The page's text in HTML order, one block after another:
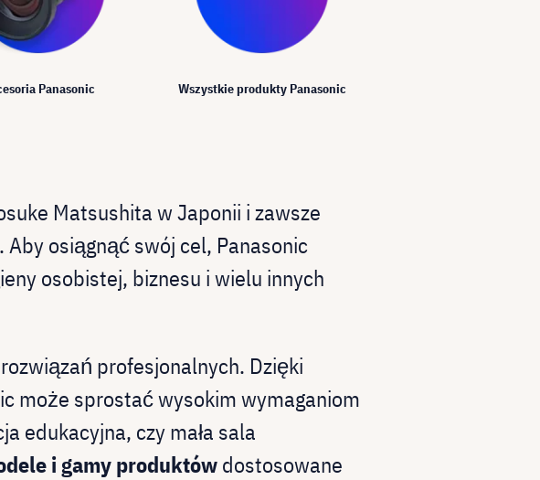
Panasonic Wszystkie produkty Panasonic
Matsushita w Japonii i zawsze
. Aby osiągnąć swój cel, Panasonic
osobistej, biznesu i wielu innych
profesjonalnych. Dzięki
może sprostać wysokim wymaganiom
edukacyjna, czy mała sala
i gamy produktówdostosowane